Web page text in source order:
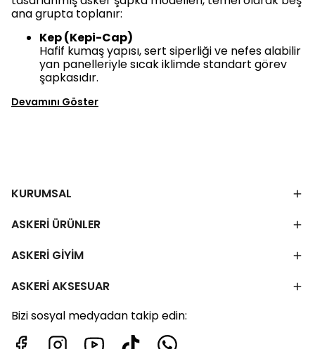
ana grupta toplanır:
Kep (Kepi-Cap)
Hafif kumaş yapısı, sert siperliği ve nefes alabilir
yan panelleriyle sıcak iklimde standart görev
şapkasıdır.
Devamını Göster
KURUMSAL
ASKERİ ÜRÜNLER
ASKERİ GİYİM
ASKERİ AKSESUAR
Bizi sosyal medyadan takip edin: